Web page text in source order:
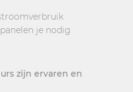
je nodig
zijn ervaren en